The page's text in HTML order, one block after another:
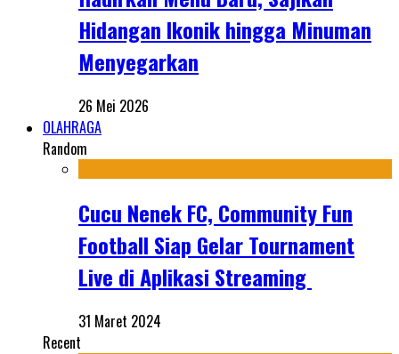
Hidangan Ikonik hingga Minuman
Menyegarkan
26 Mei 2026
OLAHRAGA
Random
Cucu Nenek FC, Community Fun
Football Siap Gelar Tournament
Live di Aplikasi Streaming
31 Maret 2024
Recent